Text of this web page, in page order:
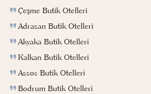
Çeşme Butik Otelleri
Adrasan Butik Otelleri
Akyaka Butik Otelleri
Kalkan Butik Otelleri
Assos Butik Otelleri
Bodrum Butik Otelleri